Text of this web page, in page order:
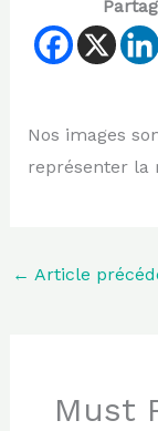
Nos images
représenter la
← Article
Must